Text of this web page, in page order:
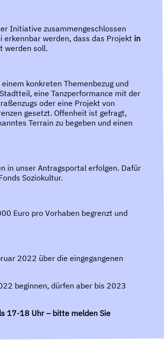
Initiative zusammengeschlossen
werden, dass das Projekt in
werden soll.
konkreten Themenbezug und
eine Tanzperformance mit der
oder eine Projekt von
gesetzt. Offenheit ist gefragt,
Terrain zu begeben und einen
in unser Antragsportal erfolgen. Dafür
Soziokultur.
Euro pro Vorhaben begrenzt und
2022 über die eingegangenen
beginnen, dürfen aber bis 2023
17-18 Uhr –bitte melden Sie